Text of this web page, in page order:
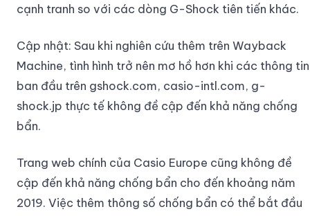
cạnh tranh so với các dòng G-Shock tiên tiến khác.
Cập nhật: Sau khi nghiên cứu thêm trên Wayback
Machine, tình hình trở nên mơ hồ hơn khi các thông tin
ban đầu trên gshock.com, casio-intl.com, g-
shock.jp thực tế không đề cập đến khả năng chống
bẩn.
Trang web chính của Casio Europe cũng không đề
cập đến khả năng chống bẩn cho đến khoảng năm
2019. Việc thêm thông số chống bẩn có thể bắt đầu